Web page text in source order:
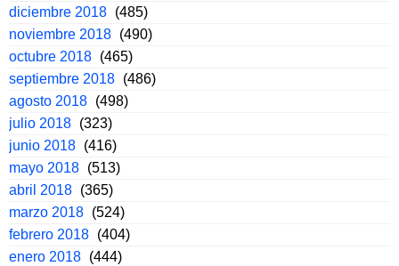
diciembre 2018 (485)
noviembre 2018 (490)
octubre 2018 (465)
septiembre 2018 (486)
agosto 2018 (498)
julio 2018 (323)
junio 2018 (416)
mayo 2018 (513)
abril 2018 (365)
marzo 2018 (524)
febrero 2018 (404)
enero 2018 (444)